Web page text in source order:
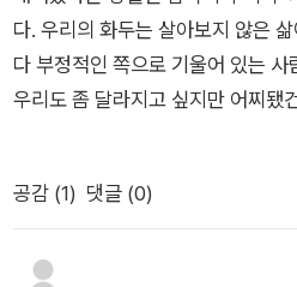
기 때문에 이 모든 것이 가능하다.
거리를 거닐 수 있는 자유, 그러다
할 수 있는 자유. 곁에 누군가가 없
이상하게 생각하지 않을 곳은 이런
고독과 자유에서는 시선이 탄생한
욕 곳곳을 발견하고 그 도시와 사
관계에 단절을 불러일으킨다고, 그
하게 함께 가기로 마음 먹고, 자신
러 모았다는 점이 이루 말할 수 없
자리의 사람들에게 특별한 종류의
문장은 레너드와 식당에서 커피를
문장은 레너드에게 전화를 걸 시
발견하며, 자신 안에서 그 위험한
간을 비롯한 타자에 대한 친밀한 우애의
도시라는 공간은 그저 뚫고 지나가
시의 공간과 그 속의 인간들과 단
은 내가 사는 도시에 대해 정작 알고
며, 또한 그 단절을 고립 자체로 이
뿌려대는 거대함의 대량 소비에 그
미로움과 기대감이라니 참 신기한
만 그만큼 흥미로운 시간이었습니
기다려집니다. 제목이 [끝나지 않
니. 벌써 군침이 돌고 있습니다. 추
#비비언고닉 #박경선_옮김 #글
천 #책스타그램 #완독 #독파챌린지
지금의 삶을, 관계의 책임과 겨우
떠나지 못할 것이다. “내가 확실히
흘려보내기였다. 그저 ‘상황’이 달
오래 전 스승이 가르쳐준 걷기 말
어낼 다른 묘안이 없다. 더 이상 솔
도 대면하려는 야심이 지나치게 가
란 대도시의 거리 곳곳을 정처 없이
렬한 감각이 우리 두 사람의 내면
는 살아보지 않는 삶이다. 각자 이
의 땔감으로 쓰기 딱 좋은 조건이
라면 우린 그 불평등을 직접 만들
0년에 넘도록 레너드와 일주일에
에서 만나 산책을 하고 저녁식사를
주 만나지 않고 일주일에 한 번만
다. 우리의 화두는 살아보지 않은
다 부정적인 쪽으로 기울어 있는
우리도 좀 달라지고 싶지만 어찌됐
밖에 없다. (6쪽~8쪽))가면 갈수록
신을 발견할 때, 이 응어리진 쓰린
걸 사과하는 것도 지긋지긋해. 판
공감 (1) 댓글 (0)